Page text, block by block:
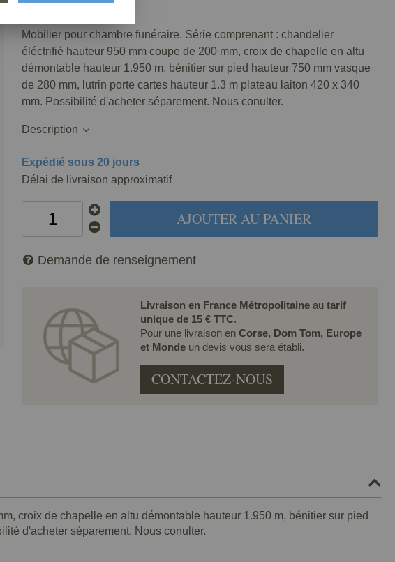
Mobilier pour chambre funéraire. Série comprenant : chandelier
éléctrifié hauteur 950 mm coupe de 200 mm, croix de chapelle en altu
démontable hauteur 1.950 m, bénitier sur pied hauteur 750 mm vasque
de 280 mm, lutrin porte cartes hauteur 1.3 m plateau laiton 420 x 340
mm. Possibilité d'acheter séparement. Nous conulter.
Description
Expédié sous 20 jours
Délai de livraison approximatif
AJOUTER AU PANIER
Demande de renseignement
Livraison en France Métropolitaineau tarif
unique de 15 € TTC.
Pour une livraison en Corse, Dom Tom, Europe
et Monde un devis vous sera établi.
CONTACTEZ-NOUS
croix de chapelle en altu démontable hauteur 1.950 m, bénitier sur pied
d'acheter séparement. Nous conulter.